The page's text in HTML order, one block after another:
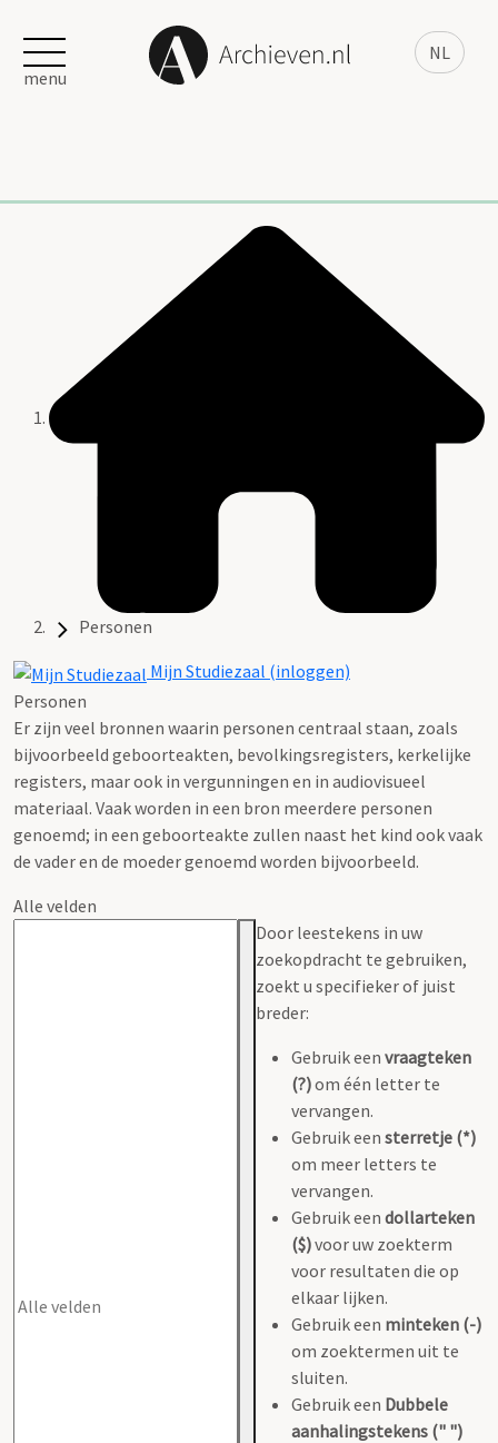
NL
menu
Personen
Mijn Studiezaal (inloggen)
Personen
Er zijn veel bronnen waarin personen centraal staan, zoals
bijvoorbeeld geboorteakten, bevolkingsregisters, kerkelijke
registers, maar ook in vergunningen en in audiovisueel
materiaal. Vaak worden in een bron meerdere personen
genoemd; in een geboorteakte zullen naast het kind ook vaak
de vader en de moeder genoemd worden bijvoorbeeld.
Alle velden
Door leestekens in uw
zoekopdracht te gebruiken,
zoekt u specifieker of juist
breder:
Gebruik een vraagteken
(?)om één letter te
vervangen.
Gebruik een sterretje (*)
om meer letters te
vervangen.
Gebruik een dollarteken
($)voor uw zoekterm
voor resultaten die op
elkaar lijken.
Gebruik een minteken (-)
om zoektermen uit te
sluiten.
Gebruik een Dubbele
aanhalingstekens (" ")